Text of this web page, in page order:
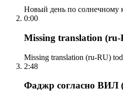
0:00
Missing translation
Missing translation (ru-RU)
2:48
Фаджр согласно ВИЛ